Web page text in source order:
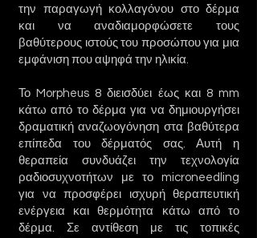
την παραγωγή κολλαγόνου στο δέρμα
και να αναδιαμορφώσετε τους
βαθύτερους ιστούς του προσώπου για μια
εμφάνιση που αψηφά την ηλικία.
Το Morpheus 8 διεισδύει έως και 8 mm
κάτω από το δέρμα για να δημιουργήσει
δραματική αναζωογόνηση στα βαθύτερα
επίπεδα του δέρματός σας. Αυτή η
θεραπεία συνδυάζει την τεχνολογία
ραδιοσυχνοτήτων με το microneedling
για να προσφέρει ισχυρή θεραπευτική
ενέργεια και θερμότητα κάτω από το
δέρμα. Σε αντίθεση με τις τοπικές